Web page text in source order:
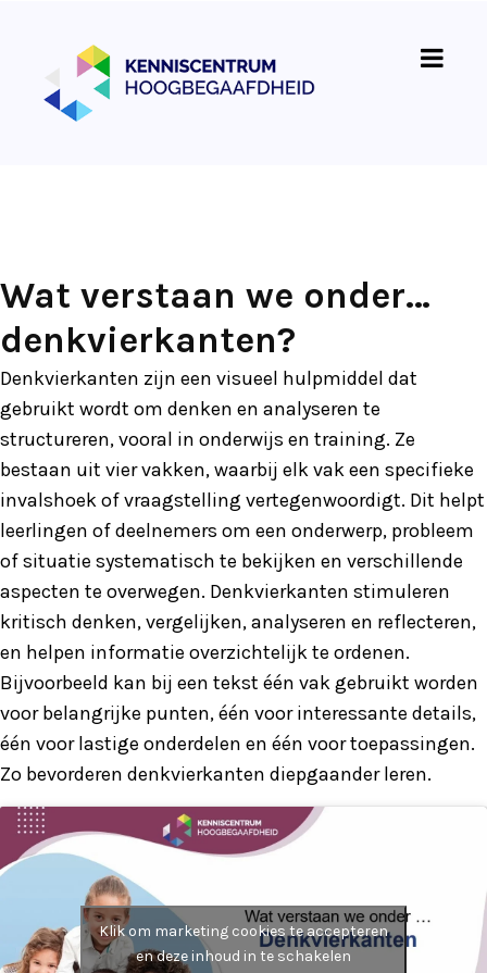
Wat verstaan we onder…
denkvierkanten?
Denkvierkanten zijn een visueel hulpmiddel dat
gebruikt wordt om denken en analyseren te
structureren, vooral in onderwijs en training. Ze
bestaan uit vier vakken, waarbij elk vak een specifieke
invalshoek of vraagstelling vertegenwoordigt. Dit helpt
leerlingen of deelnemers om een onderwerp, probleem
of situatie systematisch te bekijken en verschillende
aspecten te overwegen. Denkvierkanten stimuleren
kritisch denken, vergelijken, analyseren en reflecteren,
en helpen informatie overzichtelijk te ordenen.
Bijvoorbeeld kan bij een tekst één vak gebruikt worden
voor belangrijke punten, één voor interessante details,
één voor lastige onderdelen en één voor toepassingen.
Zo bevorderen denkvierkanten diepgaander leren.
Klik om marketing cookies te accepteren
en deze inhoud in te schakelen